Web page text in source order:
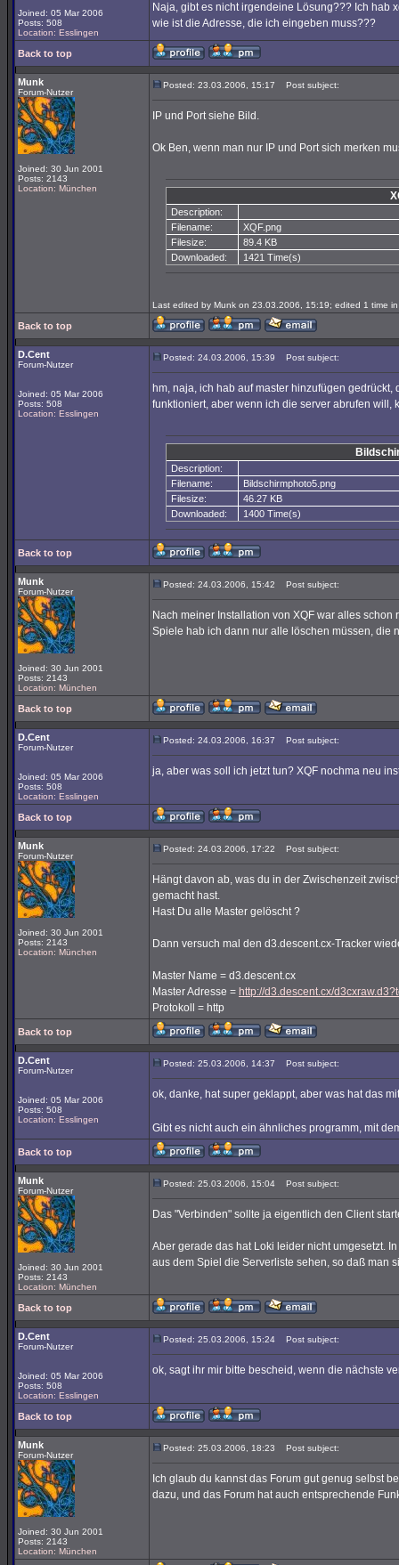
Joined: 05 Mar 2006
Posts: 508
Location: Esslingen
Naja, gibt es nicht irgendeine Lösung??? Ich hab
wie ist die Adresse, die ich eingeben muss???
Back to top
Munk
Forum-Nutzer
Joined: 30 Jun 2001
Posts: 2143
Location: München
Posted: 23.03.2006, 15:17 Post subject:
IP und Port siehe Bild.
Ok Ben, wenn man nur IP und Port sich merken
Description:
Filename:
XQF.png
Filesize:
89.4 KB
Downloaded:
1421 Time(s)
Last edited by Munk on 23.03.2006, 15:19; edited 1 time
Back to top
D.Cent
Forum-Nutzer
Joined: 05 Mar 2006
Posts: 508
Location: Esslingen
Posted: 24.03.2006, 15:39 Post subject:
hm, naja, ich hab auf master hinzufügen
funktioniert, aber wenn ich die server abrufen will,
Description:
Filename:
Bildschirmphoto5.png
Filesize:
46.27 KB
Downloaded:
1400 Time(s)
Back to top
Munk
Forum-Nutzer
Joined: 30 Jun 2001
Posts: 2143
Location: München
Posted: 24.03.2006, 15:42 Post subject:
Nach meiner Installation von XQF war alles
Spiele hab ich dann nur alle löschen müssen, die
Back to top
D.Cent
Forum-Nutzer
Joined: 05 Mar 2006
Posts: 508
Location: Esslingen
Posted: 24.03.2006, 16:37 Post subject:
ja, aber was soll ich jetzt tun? XQF nochma neu
Back to top
Munk
Forum-Nutzer
Joined: 30 Jun 2001
Posts: 2143
Location: München
Posted: 24.03.2006, 17:22 Post subject:
Hängt davon ab, was du in der Zwischenzeit
gemacht hast.
Hast Du alle Master gelöscht ?
Dann versuch mal den d3.descent.cx-Tracker
Master Name = d3.descent.cx
Master Adresse = http://d3.descent.cx/
Protokoll = http
Back to top
D.Cent
Forum-Nutzer
Joined: 05 Mar 2006
Posts: 508
Location: Esslingen
Posted: 25.03.2006, 14:37 Post subject:
ok, danke, hat super geklappt, aber was hat das
Gibt es nicht auch ein ähnliches programm, mit
Back to top
Munk
Forum-Nutzer
Joined: 30 Jun 2001
Posts: 2143
Location: München
Posted: 25.03.2006, 15:04 Post subject:
Das "Verbinden" sollte ja eigentlich den Client
Aber gerade das hat Loki leider nicht umgesetzt.
aus dem Spiel die Serverliste sehen, so daß man
Back to top
D.Cent
Forum-Nutzer
Joined: 05 Mar 2006
Posts: 508
Location: Esslingen
Posted: 25.03.2006, 15:24 Post subject:
ok, sagt ihr mir bitte bescheid, wenn die nächste
Back to top
Munk
Forum-Nutzer
Joined: 30 Jun 2001
Posts: 2143
Location: München
Posted: 25.03.2006, 18:23 Post subject:
Ich glaub du kannst das Forum gut genug selbst
dazu, und das Forum hat auch entsprechende